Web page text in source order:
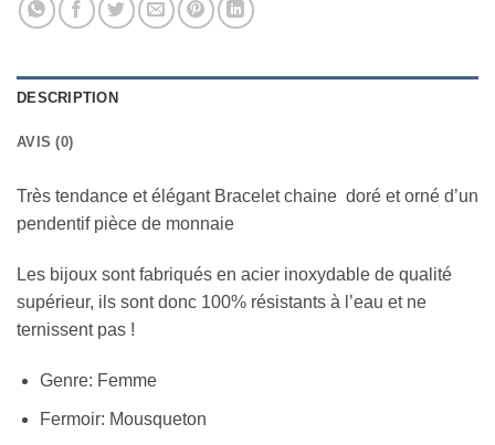
DESCRIPTION
AVIS (0)
Très tendance et élégant Bracelet chaine doré et orné d’un
pendentif pièce de monnaie
Les bijoux sont fabriqués en acier inoxydable de qualité
supérieur, ils sont donc 100% résistants à l’eau et ne
ternissent pas !
Genre: Femme
Fermoir: Mousqueton